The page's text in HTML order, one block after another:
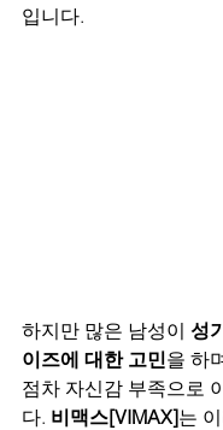
입니다.
하지만 많은 남성이 성
이즈에 대한 고민을 하
점차 자신감 부족으로
다. 비맥스[VIMAX]는